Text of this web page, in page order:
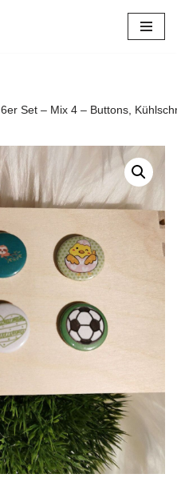
6er Set – Mix 4 – Buttons,